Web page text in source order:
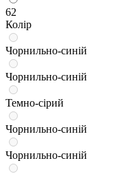
62
Колір
Чорнильно-синій
Чорнильно-синій
Темно-сірий
Чорнильно-синій
Чорнильно-синій